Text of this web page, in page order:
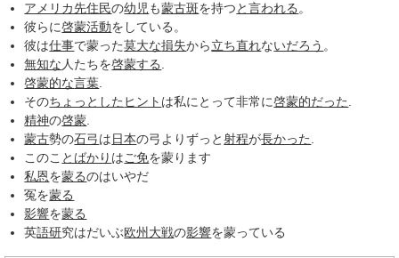
アメリカ先住民の幼児も蒙古斑を持つと言われる。
彼らに啓蒙活動をしている。
彼は仕事で蒙った莫大な損失から立ち直れないだろう 。
無知な人たちを啓蒙する.
啓蒙的な言葉.
そのちょっとした ヒント は私にとって非常に啓蒙的だった.
精神の啓蒙.
蒙古勢の石弓は日本の弓よりずっと射程が長かった.
このこ とばかり はご免を蒙ります
私恩を蒙るのはいやだ
冤を蒙る
影響を蒙る
英語研究はだいぶ欧州大戦の影響を蒙っている